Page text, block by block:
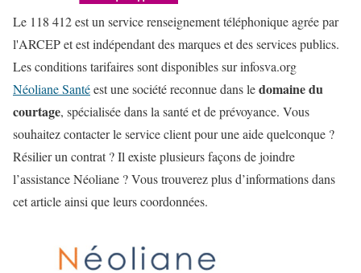
Le 118 412 est un service renseignement téléphonique agrée par
l'ARCEP et est indépendant des marques et des services publics.
Les conditions tarifaires sont disponibles sur infosva.org
Néoliane Santéest une société reconnue dans ledomaine du
courtage, spécialisée dans la santé et de prévoyance. Vous
souhaitez contacter le service client pour une aide quelconque ?
Résilier un contrat ? Il existe plusieurs façons de joindre
l’assistance Néoliane ? Vous trouverez plus d’informations dans
cet article ainsi que leurs coordonnées.